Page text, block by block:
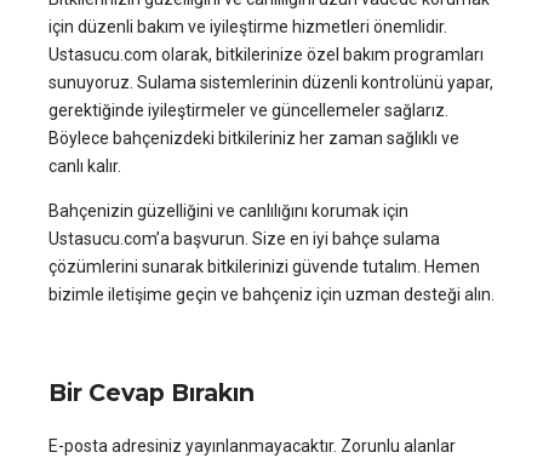
için düzenli bakım ve iyileştirme hizmetleri önemlidir.
Ustasucu.com olarak, bitkilerinize özel bakım programları
sunuyoruz. Sulama sistemlerinin düzenli kontrolünü yapar,
gerektiğinde iyileştirmeler ve güncellemeler sağlarız.
Böylece bahçenizdeki bitkileriniz her zaman sağlıklı ve
canlı kalır.
Bahçenizin güzelliğini ve canlılığını korumak için
Ustasucu.com’a başvurun. Size en iyi bahçe sulama
çözümlerini sunarak bitkilerinizi güvende tutalım. Hemen
bizimle iletişime geçin ve bahçeniz için uzman desteği alın.
Bir Cevap Bırakın
E-posta adresiniz yayınlanmayacaktır. Zorunlu alanlar